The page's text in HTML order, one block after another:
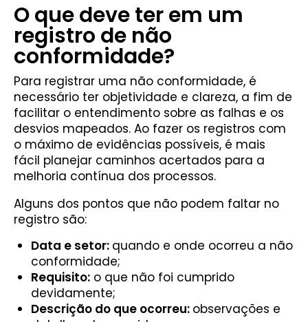
O que deve ter em um
registro de não
conformidade?
Para registrar uma não conformidade, é
necessário ter objetividade e clareza, a fim de
facilitar o entendimento sobre as falhas e os
desvios mapeados. Ao fazer os registros com
o máximo de evidências possíveis, é mais
fácil planejar caminhos acertados para a
melhoria contínua dos processos.
Alguns dos pontos que não podem faltar no
registro são:
Data e setor: quando e onde ocorreu a não
conformidade;
Requisito: o que não foi cumprido
devidamente;
Descrição do que ocorreu: observações e